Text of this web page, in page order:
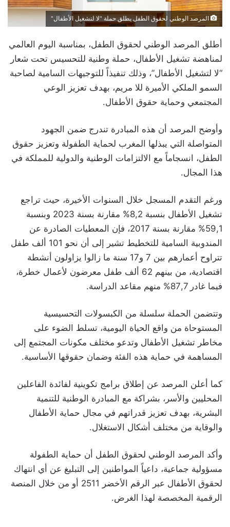
المرصد الوطني لحقوق الطفل يطلق حملة "لا لتشغيل الأطفال"
أطلق المرصد الوطني لحقوق الطفل، بمناسبة اليوم العالمي
لمناهضة تشغيل الأطفال، حملة وطنية للتحسيس تحت شعار
“لا لتشغيل الأطفال”، وذلك تنفيذاً للتوجيهات السامية لصاحبة
السمو الملكي الأميرة للا مريم، بهدف تعزيز الوعي
المجتمعي وحماية حقوق الأطفال.
وأوضح المرصد أن هذه المبادرة تندرج ضمن الجهود
المتواصلة التي يبذلها المغرب لحماية الطفولة وتعزيز حقوق
الطفل، انسجاماً مع الالتزامات الوطنية والدولية للمملكة في
هذا المجال.
ورغم التقدم المسجل خلال السنوات الأخيرة، حيث تراجع
تشغيل الأطفال بنسبة 8,2% مقارنة بسنة 2023 وبنسبة
59,1% مقارنة بسنة 2017، فإن المعطيات الصادرة عن
المندوبية السامية للتخطيط تشير إلى أن نحو 101 ألف طفل
تتراوح أعمارهم بين 7 و17 سنة ما زالوا يزاولون أنشطة
اقتصادية، من بينهم 62 ألف طفل معرضون لأعمال خطرة،
فيما غادر 87,7% منهم مقاعد الدراسة.
وتتضمن الحملة سلسلة من الكبسولات التحسيسية
المستوحاة من واقع الحياة اليومية، تسلط الضوء على
مخاطر تشغيل الأطفال وتدعو مختلف مكونات المجتمع إلى
المساهمة في حماية هذه الفئة وضمان حقوقها الأساسية.
كما أعلن المرصد عن إطلاق برامج تكوينية لفائدة الفاعلين
المحليين والأسر، بشراكة مع المبادرة الوطنية للتنمية
البشرية، بهدف تعزيز قدراتهم في مجال حماية الأطفال
والوقاية من مختلف أشكال الاستغلال.
وأكد المرصد الوطني لحقوق الطفل أن حماية الطفولة
مسؤولية جماعية، داعياً المواطنين إلى التبليغ عن أي انتهاك
لحقوق الأطفال عبر الرقم الأخضر 2511 أو من خلال المنصة
الرقمية المخصصة لهذا الغرض.